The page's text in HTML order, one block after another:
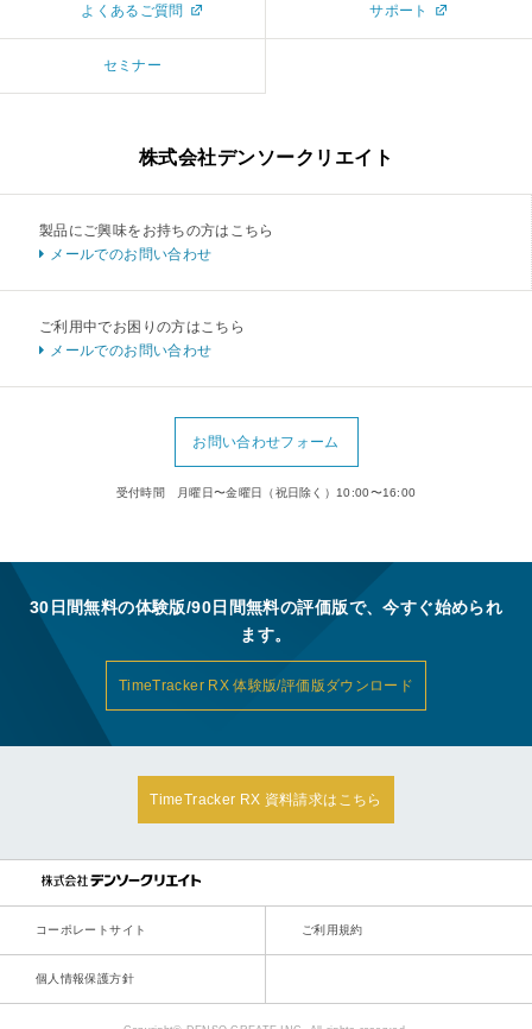
よくあるご質問 サポート
セミナー
株式会社デンソークリエイト
製品にご興味をお持ちの方はこちら
メールでのお問い合わせ
ご利用中でお困りの方はこちら
メールでのお問い合わせ
お問い合わせフォーム
受付時間 月曜日〜金曜日（祝日除く）10:00〜16:00
30日間無料の体験版/90日間無料の評価版で、今すぐ始められ
ます。
TimeTracker RX 体験版/評価版ダウンロード
TimeTracker RX 資料請求はこちら
コーポレートサイト ご利用規約
個人情報保護方針